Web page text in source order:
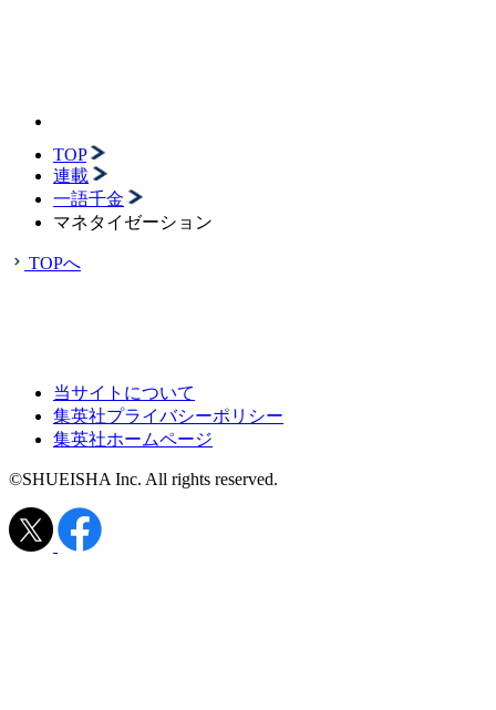
TOP
連載
一語千金
マネタイゼーション
TOPへ
当サイトについて
集英社プライバシーポリシー
集英社ホームページ
©SHUEISHA Inc. All rights reserved.